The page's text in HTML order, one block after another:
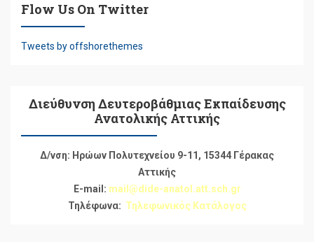
Flow Us On Twitter
Tweets by offshorethemes
Διεύθυνση Δευτεροβάθμιας Εκπαίδευσης
Ανατολικής Αττικής
Δ/νση: Ηρώων Πολυτεχνείου 9-11, 15344 Γέρακας
Αττικής
E-mail: mail@dide-anatol.att.sch.gr
Τηλέφωνα: Τηλεφωνικός Κατάλογος